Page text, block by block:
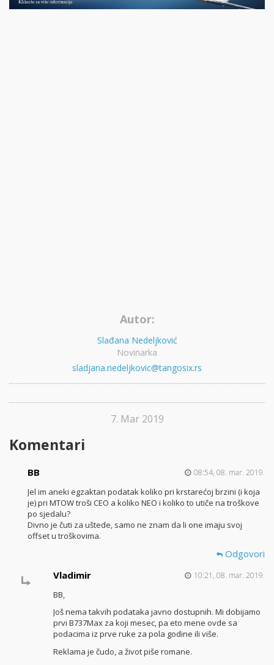
Autor:
Slađana Nedeljković
Novinarka
sladjana.nedeljkovic@tangosix.rs
7. Mar 2019
Komentari
BB 08:54, 08. mar. 2019.
Jel im aneki egzaktan podatak koliko pri krstarećoj brzini (i koja
je) pri MTOW troši CEO a koliko NEO i koliko to utiče na troškove
po sjedalu?
Divno je čuti za uštede, samo ne znam da li one imaju svoj
offset u troškovima.
Odgovori
Vladimir
10:21, 08. mar. 2019.
BB,
Još nema takvih podataka javno dostupnih. Mi dobijamo
prvi B737Max za koji mesec, pa eto mene ovde sa
podacima iz prve ruke za pola godine ili više.
Reklama je čudo, a život piše romane.